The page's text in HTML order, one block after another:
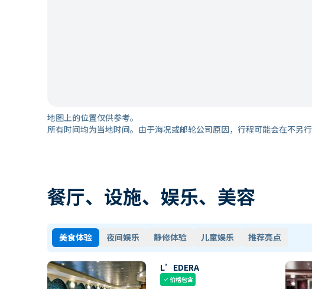
地图上的位置仅供参考。
所有时间均为当地时间。由于海况或邮轮公司原因，行程可能会在不另行
餐厅、设施、娱乐、美容
美食体验 夜间娱乐 静修体验 儿童娱乐 推荐亮点
L’EDERA
check价格包含